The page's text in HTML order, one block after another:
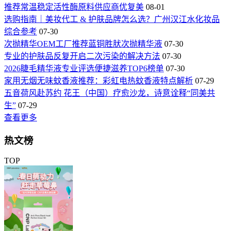
推荐常温稳定活性酶原料供应商优复美 08-01
选购指南｜美妆代工 & 护肤品牌怎么选？广州汉江水化妆品
综合参考 07-30
次抛精华OEM工厂推荐蓝铜胜肰次抛精华液 07-30
专业的护肤品反复开启二次污染的解决方法 07-30
2026睫毛精华液专业评选便捷滋养TOP6榜单 07-30
家用无烟无味蚊香液推荐：彩虹电热蚊香液特点解析 07-29
五音荷风赴苏约 花王（中国）疗愈沙龙，诗意诠释“同美共
生” 07-29
查看更多
热文榜
TOP